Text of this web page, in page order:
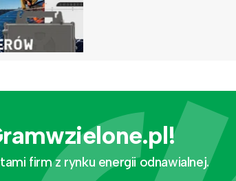
firm z rynku energii odnawialnej.